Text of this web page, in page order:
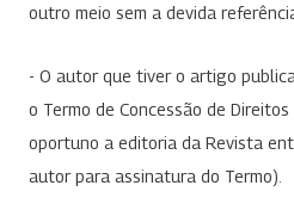
outro meio sem a devida
- O autor que tiver o artigo
o Termo de Concessão de
oportuno a editoria da Revista
autor para assinatura do Termo).